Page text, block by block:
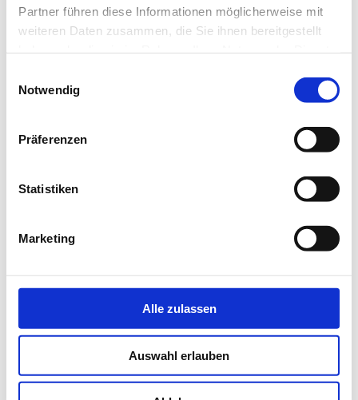
Partner führen diese Informationen möglicherweise mit
weiteren Daten zusammen, die Sie ihnen bereitgestellt
Notwendig
Präferenzen
Statistiken
Marketing
Alle zulassen
Auswahl erlauben
Seit mehr als 22 Jahren sanieren wir Balkone nach
verschiedenem Bedarf oder Geschmäckern in angepassten